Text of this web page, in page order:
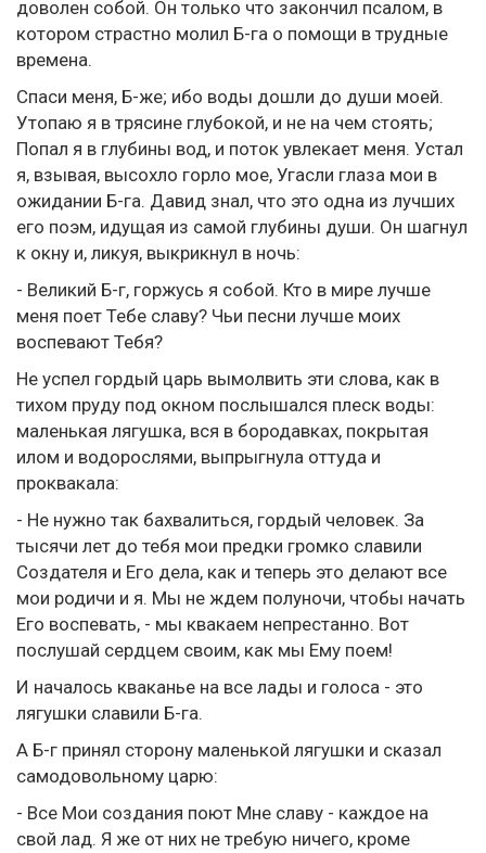
доволен собой. Он только что закончил псалом, в
котором страстно молил Б-га о помощи в трудные
времена.
Спаси меня, Б-же; ибо воды дошли до души моей.
Утопаю я в трясине глубокой, и не на чем стоять;
Попал я в глубины вод, и поток увлекает меня. Устал
я, взывая, высохло горло мое, Угасли глаза мои в
ожидании Б-га. Давид знал, что это одна из лучших
его поэм, идущая из самой глубины души. Он шагнул
к окну и, ликуя, выкрикнул в ночь:
- Великий Б-г, горжусь я собой. Кто в мире лучше
меня поет Тебе славу? Чьи песни лучше моих
воспевают Тебя?
Не успел гордый царь вымолвить эти слова, как в
тихом пруду под окном послышался плеск воды:
маленькая лягушка, вся в бородавках, покрытая
илом и водорослями, выпрыгнула оттуда и
проквакала:
- Не нужно так бахвалиться, гордый человек. За
тысячи лет до тебя мои предки громко славили
Создателя и Его дела, как и теперь это делают все
мои родичи и я. Мы не ждем полуночи, чтобы начать
Его воспевать, - мы квакаем непрестанно. Вот
послушай сердцем своим, как мы Ему поем!
И началось кваканье на все лады и голоса - это
лягушки славили Б-га.
А Б-г принял сторону маленькой лягушки и сказал
самодовольному царю:
- Все Мои создания поют Мне славу - каждое на
свой лад. Я же от них не требую ничего, кроме